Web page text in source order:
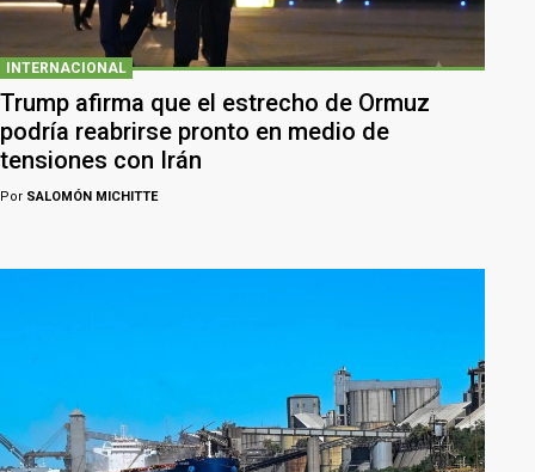
INTERNACIONAL
Trump afirma que el estrecho de Ormuz
podría reabrirse pronto en medio de
tensiones con Irán
Por SALOMÓN MICHITTE